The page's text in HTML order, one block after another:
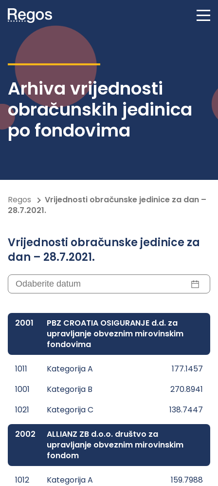
Arhiva vrijednosti
obračunskih jedinica
po fondovima
Regos
Vrijednosti obračunske jedinice za dan –
28.7.2021.
Vrijednosti obračunske jedinice za
dan – 28.7.2021.
2001
PBZ CROATIA OSIGURANJE d.d. za
upravljanje obveznim mirovinskim
fondovima
1011 Kategorija A
177.1457
1001
Kategorija B
270.8941
1021
Kategorija C 138.7447
2002
ALLIANZ ZB d.o.o. društvo za
upravljanje obveznim mirovinskim
fondom
1012 Kategorija A
159.7988